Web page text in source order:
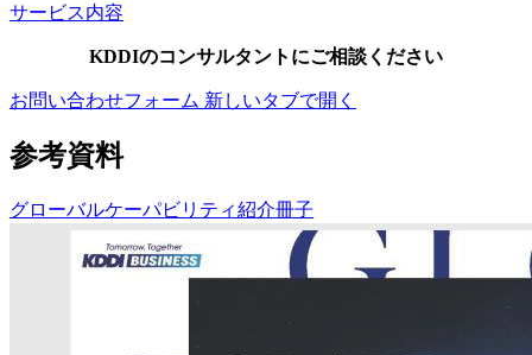
サービス内容
KDDIのコンサルタントにご相談ください
お問い合わせフォーム 新しいタブで開く
参考資料
グローバルケーパビリティ紹介冊子